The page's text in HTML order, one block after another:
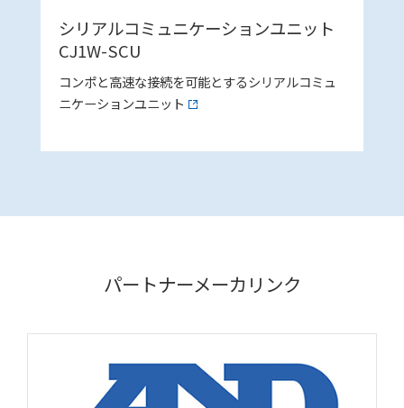
シリアルコミュニケーションユニット
CJ1W-SCU
コンポと高速な接続を可能とするシリアルコミュ
ニケーションユニット
パートナーメーカリンク